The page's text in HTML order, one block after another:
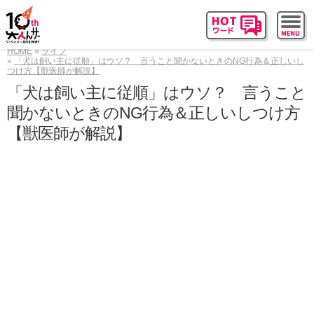
HOME
ライフ
「犬は飼い主に従順」はウソ？ 言うこと聞かないときのNG行為＆正しいし
つけ方【獣医師が解説】
「犬は飼い主に従順」はウソ？ 言うこと
聞かないときのNG行為＆正しいしつけ方
【獣医師が解説】